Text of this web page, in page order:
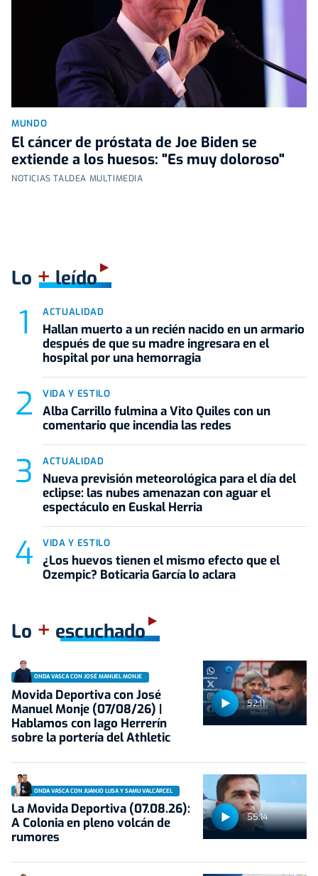
MUNDO
El cáncer de próstata de Joe Biden se
extiende a los huesos: "Es muy doloroso"
NOTICIAS TALDEA MULTIMEDIA
Lo +leído
ACTUALIDAD
Hallan muerto a un recién nacido en un armario
después de que su madre ingresara en el
hospital por una hemorragia
VIDA Y ESTILO
Alba Carrillo fulmina a Vito Quiles con un
comentario que incendia las redes
ACTUALIDAD
Nueva previsión meteorológica para el día del
eclipse: las nubes amenazan con aguar el
espectáculo en Euskal Herria
VIDA Y ESTILO
¿Los huevos tienen el mismo efecto que el
Ozempic? Boticaria García lo aclara
Lo + escuchado
52:11
ONDA VASCA CON JOSÉ MANUEL MONJE
Movida Deportiva con José
Manuel Monje (07/08/26) |
Hablamos con Iago Herrerín
sobre la portería del Athletic
55:14
ONDA VASCA CON JUANJO LUSA Y SAMU VALCÁRCEL
La Movida Deportiva (07.08.26):
A Colonia en pleno volcán de
rumores